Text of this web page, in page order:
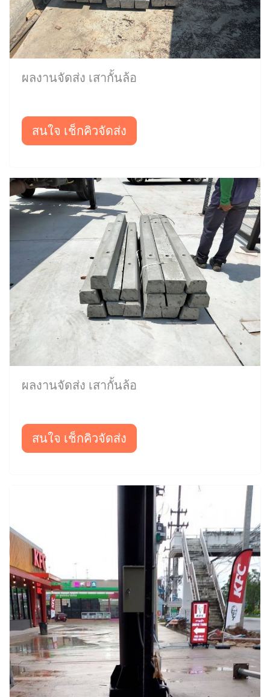
ผลงานจัดส่ง เสากั้นล้อ
สนใจ เช็กคิวจัดส่ง
ผลงานจัดส่ง เสากั้นล้อ
สนใจ เช็กคิวจัดส่ง